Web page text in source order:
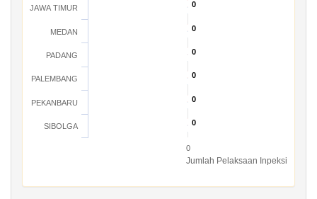
Jumlah Pelaksaan Inpeksi
0
0
0
0
0
0
0
0
0
0
0
0
JAWA TIMUR
MEDAN
PADANG
PALEMBANG
PEKANBARU
SIBOLGA
0